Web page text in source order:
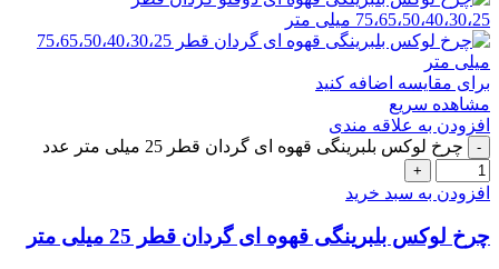
برای مقایسه اضافه کنید
مشاهده سریع
افزودن به علاقه مندی
چرخ لوکس بلبرینگی قهوه ای گردان قطر 25 میلی متر عدد
افزودن به سبد خرید
چرخ لوکس بلبرینگی قهوه ای گردان قطر 25 میلی متر